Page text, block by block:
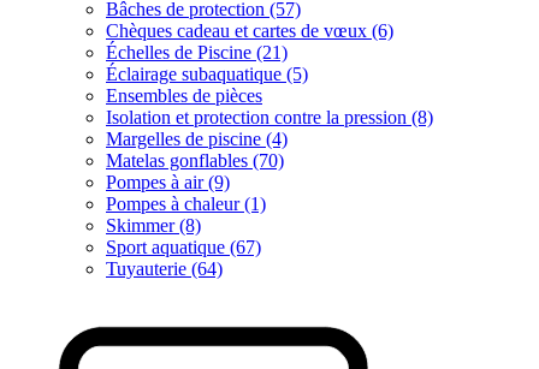
Bâches de protection (57)
Chèques cadeau et cartes de vœux (6)
Échelles de Piscine (21)
Éclairage subaquatique (5)
Ensembles de pièces
Isolation et protection contre la pression (8)
Margelles de piscine (4)
Matelas gonflables (70)
Pompes à air (9)
Pompes à chaleur (1)
Skimmer (8)
Sport aquatique (67)
Tuyauterie (64)